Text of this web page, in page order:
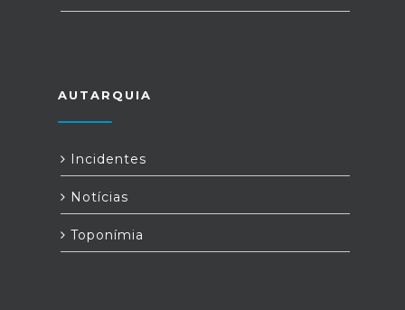
AUTARQUIA
Incidentes
Notícias
Toponímia